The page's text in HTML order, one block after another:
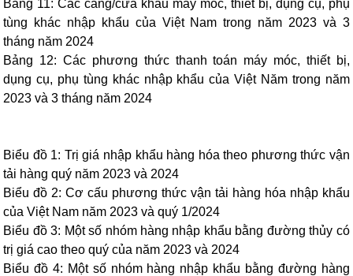
Bảng 11: Các cảng/cửa khẩu máy móc, thiết bị, dụng cụ, phụ
tùng khác nhập khẩu của Việt Nam trong năm 2023 và 3
tháng năm 2024
Bảng 12: Các phương thức thanh toán máy móc, thiết bị,
dụng cụ, phụ tùng khác nhập khẩu của Việt Năm trong năm
2023 và 3 tháng năm 2024
Biểu đồ 1: Trị giá nhập khẩu hàng hóa theo phương thức vận
tải hàng quý năm 2023 và 2024
Biểu đồ 2: Cơ cấu phương thức vận tải hàng hóa nhập khẩu
của Việt Nam năm 2023 và quý 1/2024
Biểu đồ 3: Một số nhóm hàng nhập khẩu bằng đường thủy có
trị giá cao theo quý của năm 2023 và 2024
Biểu đồ 4: Một số nhóm hàng nhập khẩu bằng đường hàng